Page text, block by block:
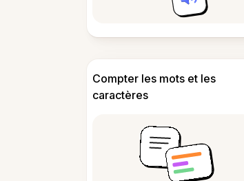
Compter les mots et les
caractères